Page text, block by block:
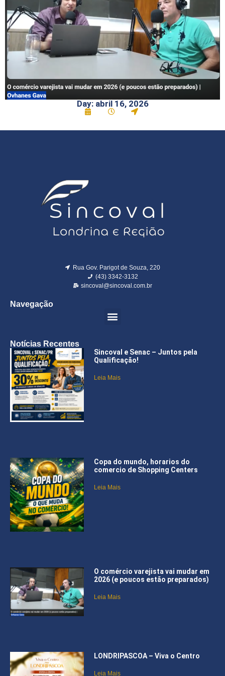
Day: abril 16, 2026
Rua Gov. Parigot de Souza, 220
(43) 3342-3132
sincoval@sincoval.com.br
Navegação
Notícias Recentes
Sincoval e Senac – Juntos pela
Qualificação!
Leia Mais
Copa do mundo, horarios do
comercio de Shopping Centers
Leia Mais
O comércio varejista vai mudar em
2026 (e poucos estão preparados)
Leia Mais
LONDRIPASCOA – Viva o Centro
Leia Mais